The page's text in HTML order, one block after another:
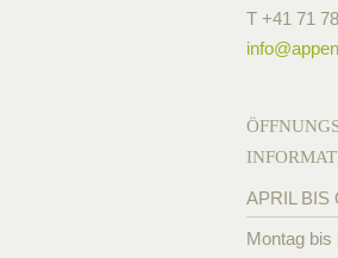
T +41 71
info@
APRIL BIS
Montag bis